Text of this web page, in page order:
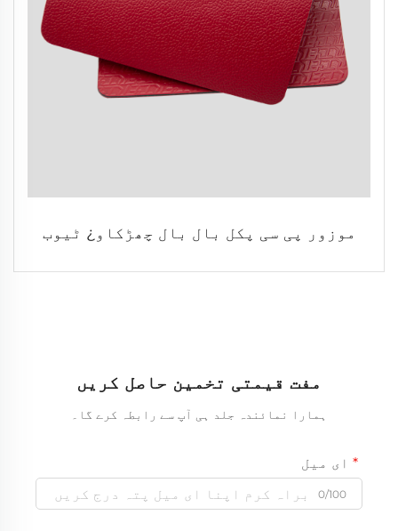
موزور پی سی پکل بال بال چھڑکاو¿ ٹیوب
مفت قیمتی تخمین حاصل کریں
ہمارا نمائندہ جلد ہی آپ سے رابطہ کرے گا۔
ای میل
0/100